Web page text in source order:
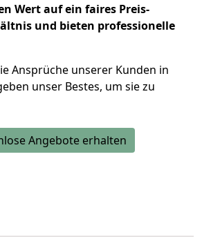
Wert auf ein faires Preis-
und bieten professionelle
Ansprüche unserer Kunden in
unser Bestes, um sie zu
Angebote erhalten